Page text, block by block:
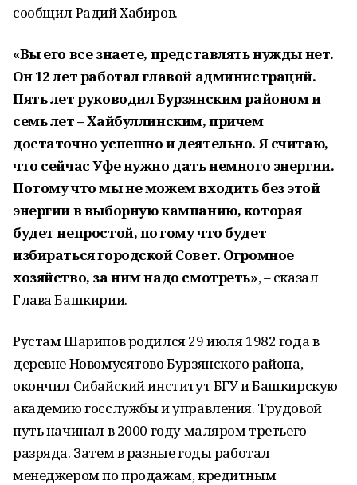
сообщил Радий Хабиров.
«Вы его все знаете, представлять нужды нет.
Он 12 лет работал главой администраций.
Пять лет руководил Бурзянским районом и
семь лет – Хайбуллинским, причем
достаточно успешно и деятельно. Я считаю,
что сейчас Уфе нужно дать немного энергии.
Потому что мы не можем входить без этой
энергии в выборную кампанию, которая
будет непростой, потому что будет
избираться городской Совет. Огромное
хозяйство, за ним надо смотреть», – сказал
Глава Башкирии.
Рустам Шарипов родился 29 июля 1982 года в
деревне Новомусятово Бурзянского района,
окончил Сибайский институт БГУ и Башкирскую
академию госслужбы и управления. Трудовой
путь начинал в 2000 году маляром третьего
разряда. Затем в разные годы работал
менеджером по продажам, кредитным